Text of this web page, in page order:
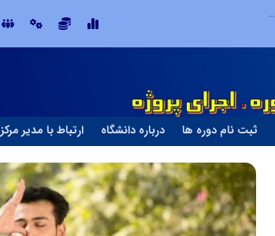
طرحواره های فعال شده در پساجنگ؛ هشدار دکتر یاراحمد: مراقب اخبار زرد و واکنش های هیجانی باشید
ثبت نام دوره ها درباره دانشگاه ارتباط با مدیر مرکز